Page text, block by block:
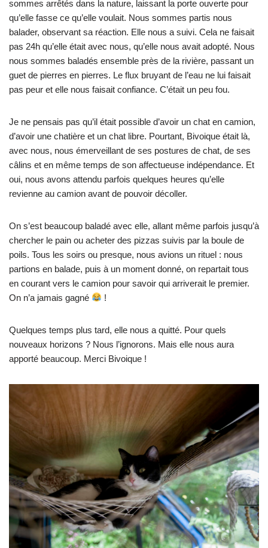
sommes arrêtés dans la nature, laissant la porte ouverte pour
qu’elle fasse ce qu’elle voulait. Nous sommes partis nous
balader, observant sa réaction. Elle nous a suivi. Cela ne faisait
pas 24h qu’elle était avec nous, qu’elle nous avait adopté. Nous
nous sommes baladés ensemble près de la rivière, passant un
guet de pierres en pierres. Le flux bruyant de l’eau ne lui faisait
pas peur et elle nous faisait confiance. C’était un peu fou.
Je ne pensais pas qu’il était possible d’avoir un chat en camion,
d’avoir une chatière et un chat libre. Pourtant, Bivoique était là,
avec nous, nous émerveillant de ses postures de chat, de ses
câlins et en même temps de son affectueuse indépendance. Et
oui, nous avons attendu parfois quelques heures qu’elle
revienne au camion avant de pouvoir décoller.
On s’est beaucoup baladé avec elle, allant même parfois jusqu’à
chercher le pain ou acheter des pizzas suivis par la boule de
poils. Tous les soirs ou presque, nous avions un rituel : nous
partions en balade, puis à un moment donné, on repartait tous
en courant vers le camion pour savoir qui arriverait le premier.
On n’a jamais gagné
!
Quelques temps plus tard, elle nous a quitté. Pour quels
nouveaux horizons ? Nous l’ignorons. Mais elle nous aura
apporté beaucoup. Merci Bivoique !